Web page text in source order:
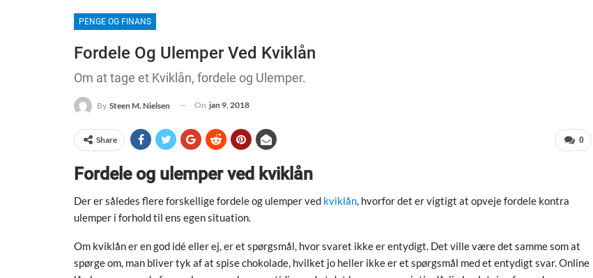
PENGE OG FINANS
Fordele Og Ulemper Ved Kviklån
Om at tage et Kviklån, fordele og Ulemper.
By Steen M. Nielsen On jan 9, 2018
0
Share
Fordele og ulemper ved kviklån
Der er således flere forskellige fordele og ulemper ved kviklån, hvorfor det er vigtigt at opveje fordele kontra
ulemper i forhold til ens egen situation.
Om kviklån er en god idé eller ej, er et spørgsmål, hvor svaret ikke er entydigt. Det ville være det samme som at
spørge om, man bliver tyk af at spise chokolade, hvilket jo heller ikke er et spørgsmål med et entydigt svar. Online